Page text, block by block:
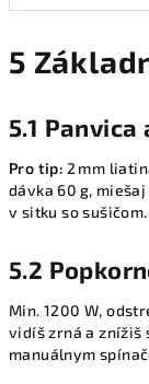
5
5.1
Pro tip: 2 mm
dávka 60 g, miešaj
v sitku so sušičom.
5.2
Min. 1200 W,
vidíš zrná a znížiš
manuálnym